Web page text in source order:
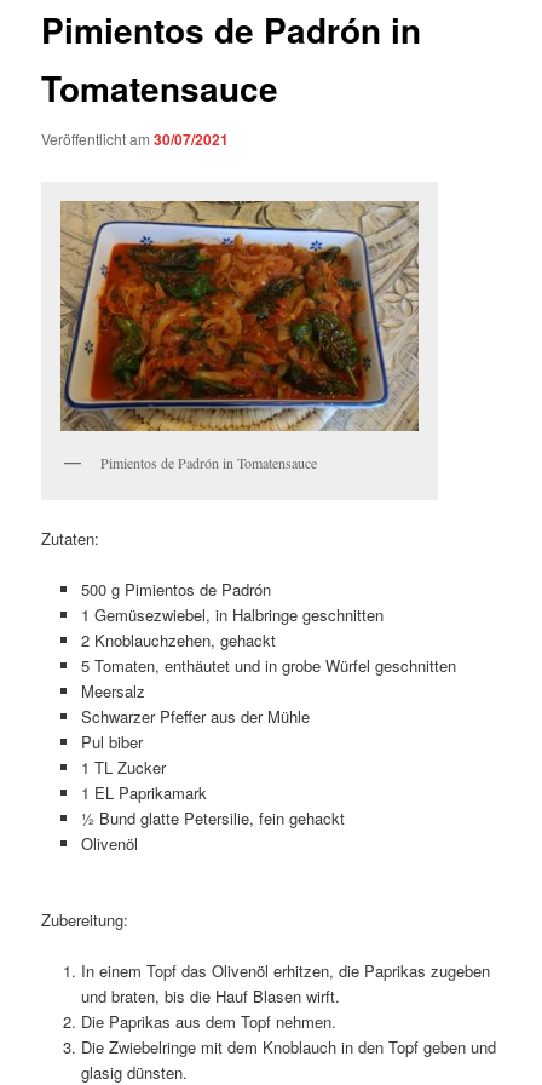
Pimientos de Padrón in
Tomatensauce
Veröffentlicht am30/07/2021
Pimientos de Padrón in Tomatensauce
Zutaten:
500 g Pimientos de Padrón
1 Gemüsezwiebel, in Halbringe geschnitten
2 Knoblauchzehen, gehackt
5 Tomaten, enthäutet und in grobe Würfel geschnitten
Meersalz
Schwarzer Pfeffer aus der Mühle
Pul biber
1 TL Zucker
1 EL Paprikamark
½ Bund glatte Petersilie, fein gehackt
Olivenöl
Zubereitung:
In einem Topf das Olivenöl erhitzen, die Paprikas zugeben
und braten, bis die Hauf Blasen wirft.
Die Paprikas aus dem Topf nehmen.
Die Zwiebelringe mit dem Knoblauch in den Topf geben und
glasig dünsten.